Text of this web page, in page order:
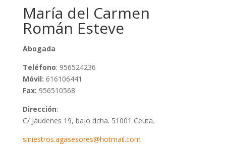
María del Carmen
Román Esteve
Abogada
Teléfono: 956524236
Móvil: 616106441
Fax: 956510568
Dirección:
C/ Jáudenes 19, bajo dcha. 51001 Ceuta.
siniestros.agasesores@hotmail.com